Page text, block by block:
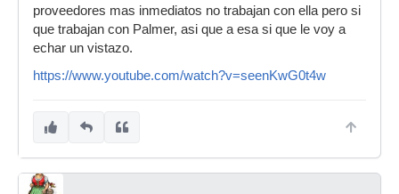
proveedores mas inmediatos no trabajan con ella pero si
que trabajan con Palmer, asi que a esa si que le voy a
echar un vistazo.
https://www.youtube.com/watch?v=seenKwG0t4w